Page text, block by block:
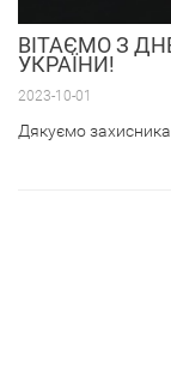
ВІТАЄМО З
УКРАЇНИ!
2023-10-01
Дякуємо